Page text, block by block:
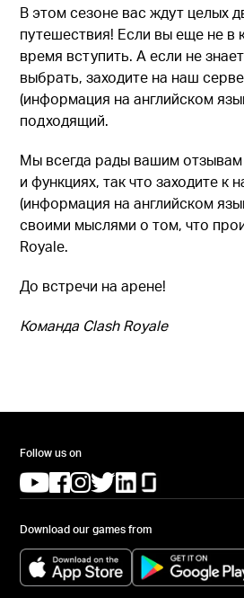
В этом сезоне вас ждут целых
путешествия! Если вы еще не в
время вступить. А если не
выбрать, заходите на наш
(информация на английском
подходящий.
Мы всегда рады вашим
и функциях, так что заходите к
(информация на английском
своими мыслями о том, что
Royale.
До встречи на арене!
Команда Clash Royale
Follow us on
(opens in a new tab)
(opens in a new tab)
(opens in a new tab)
(opens in a new tab)
(opens in a new tab)
Download our games from
(opens in a new tab)